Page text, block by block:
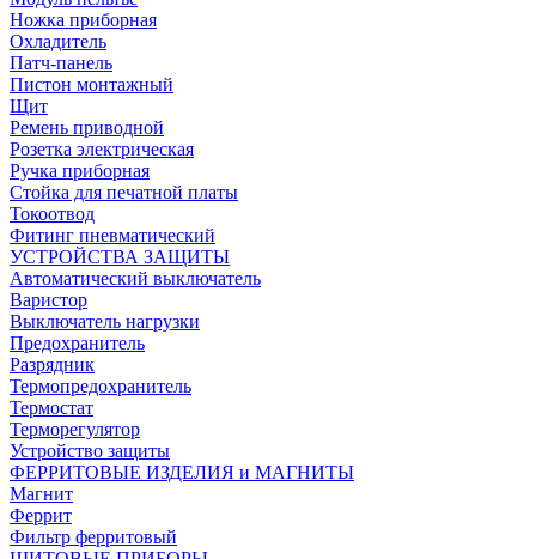
Ножка приборная
Охладитель
Патч-панель
Пистон монтажный
Щит
Ремень приводной
Розетка электрическая
Ручка приборная
Стойка для печатной платы
Токоотвод
Фитинг пневматический
УСТРОЙСТВА ЗАЩИТЫ
Автоматический выключатель
Варистор
Выключатель нагрузки
Предохранитель
Разрядник
Термопредохранитель
Термостат
Терморегулятор
Устройство защиты
ФЕРРИТОВЫЕ ИЗДЕЛИЯ и МАГНИТЫ
Магнит
Феррит
Фильтр ферритовый